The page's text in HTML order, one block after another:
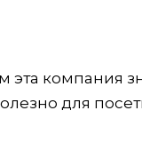
компания
для